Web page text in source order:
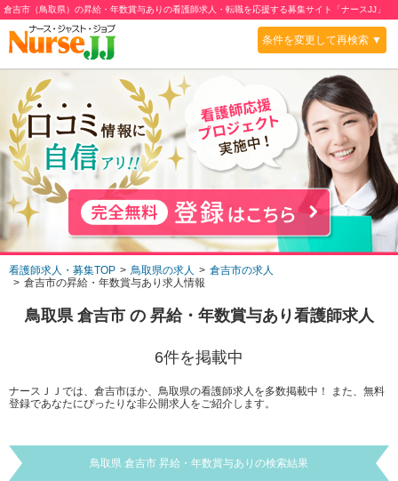
倉吉市（鳥取県）の昇給・年数賞与ありの看護師求人・転職を応援する募集サイト「ナースJJ」
条件を変更して再検索 ▼
看護師求人・募集TOP 鳥取県の求人
倉吉市の求人
倉吉市の昇給・年数賞与あり求人情報
鳥取県 倉吉市の 昇給・年数賞与あり看護師求人
6件を掲載中
ナースＪＪでは、倉吉市ほか、鳥取県の看護師求人を多数掲載中！ また、無料
登録であなたにぴったりな非公開求人をご紹介します。
鳥取県 倉吉市 昇給・年数賞与ありの検索結果